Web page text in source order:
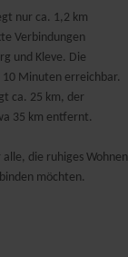
nur ca. 1,2 km
Verbindungen
und Kleve. Die
Minuten erreichbar.
ca. 25 km, der
35 km entfernt.
die ruhiges Wohnen
möchten.